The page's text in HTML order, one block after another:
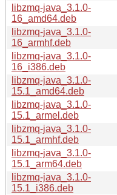
libzmq-java_3.1.0-
16_amd64.deb
libzmq-java_3.1.0-
16_armhf.deb
libzmq-java_3.1.0-
16_i386.deb
libzmq-java_3.1.0-
15.1_amd64.deb
libzmq-java_3.1.0-
15.1_armel.deb
libzmq-java_3.1.0-
15.1_armhf.deb
libzmq-java_3.1.0-
15.1_arm64.deb
libzmq-java_3.1.0-
15.1_i386.deb